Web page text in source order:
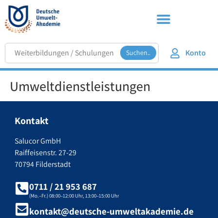
Suchen.. Konto
Umweltdienstleistungen
Kontakt
Salucor GmbH
Raiffeisenstr. 27-29
70794 Filderstadt
0711 / 21 953 687
(Mo.–Fr.) 08:00–12:00 Uhr, 13:00–15:00 Uhr
kontakt@deutsche-umweltakademie.de